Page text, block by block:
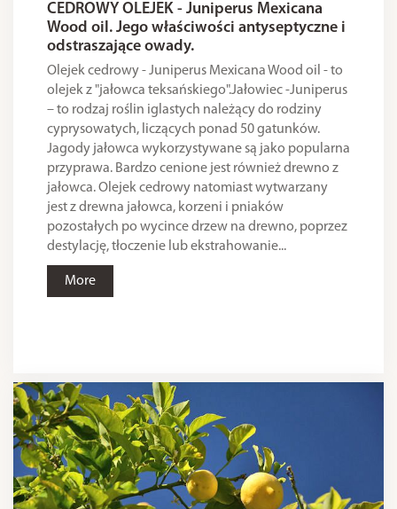
CEDROWY OLEJEK - Juniperus Mexicana
Wood oil. Jego właściwości antyseptyczne i
odstraszające owady.
Olejek cedrowy - Juniperus Mexicana Wood oil - to
olejek z "jałowca teksańskiego".Jałowiec -Juniperus
– to rodzaj roślin iglastych należący do rodziny
cyprysowatych, liczących ponad 50 gatunków.
Jagody jałowca wykorzystywane są jako popularna
przyprawa. Bardzo cenione jest również drewno z
jałowca. Olejek cedrowy natomiast wytwarzany
jest z drewna jałowca, korzeni i pniaków
pozostałych po wycince drzew na drewno, poprzez
destylację, tłoczenie lub ekstrahowanie...
More